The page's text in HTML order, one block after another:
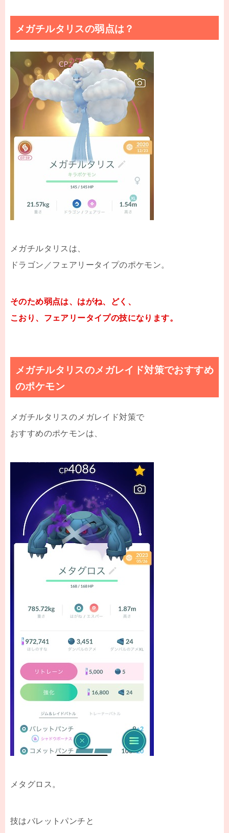
メガチルタリスの弱点は？
メガチルタリスは、
ドラゴン／フェアリータイプのポケモン。
そのため弱点は、はがね、どく、
こおり、フェアリータイプの技になります。
メガチルタリスのメガレイド対策でおすすめ
のポケモン
メガチルタリスのメガレイド対策で
おすすめのポケモンは、
メタグロス。
技はバレットパンチと